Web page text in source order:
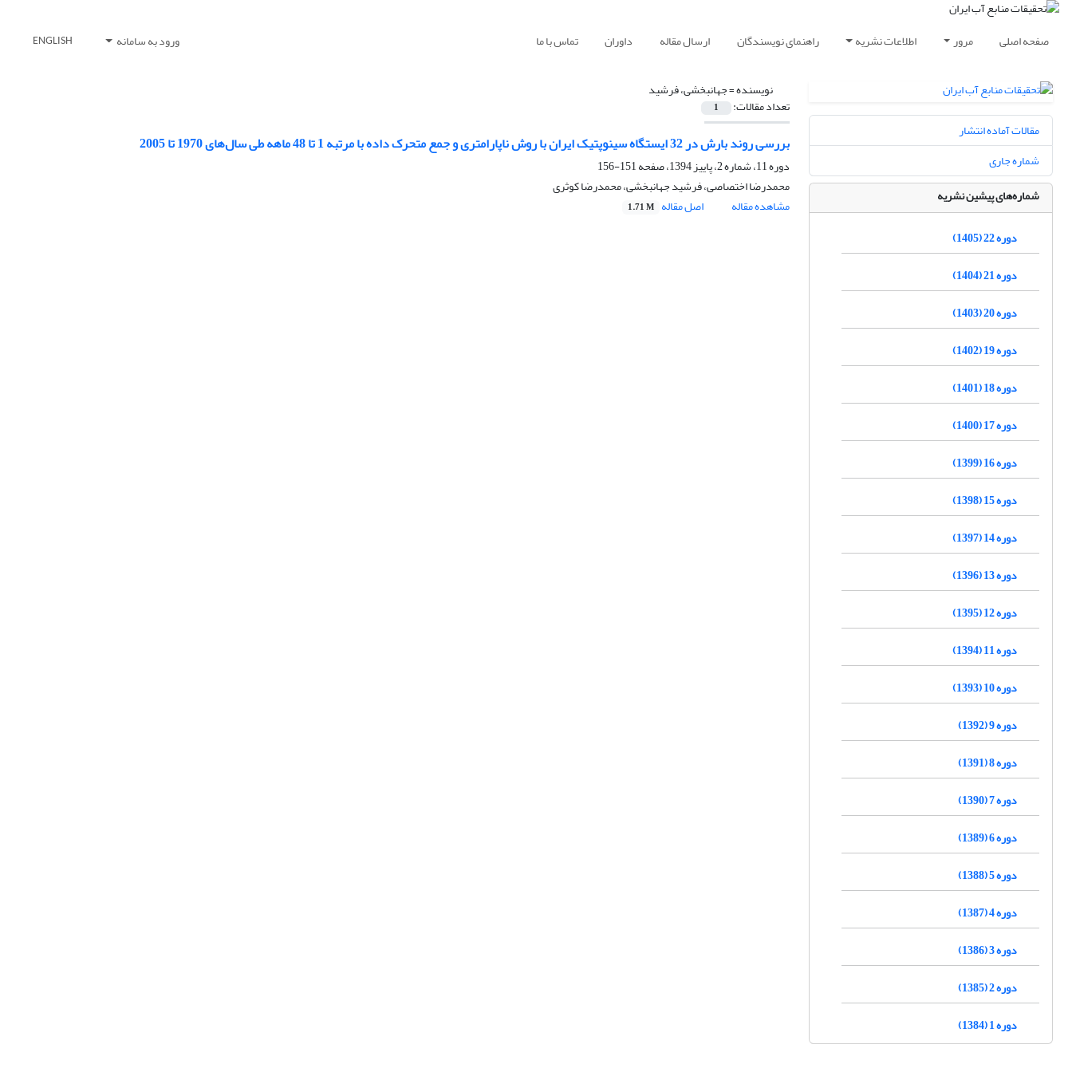
صفحه اصلی مرور اطلاعات نشریه راهنمای نویسندگان ارسال مقاله داوران تماس با ما ورود به سامانه ENGLISH
نویسنده =جهانبخشی، فرشید
تعداد مقالات: 1
بررسی روند بارش در 32 ایستگاه سینوپتیک ایران با روش ناپارامتری و جمع متحرک داده با مرتبه 1 تا 48 ماهه طی سال‌های 1970 تا 2005
دوره 11، شماره 2، پاییز 1394، صفحه
151-156
محمدرضا اختصاصی، فرشید جهانبخشی، محمدرضا کوثری
مشاهده مقاله
اصل مقاله 1.71 M
مقالات آماده انتشار
شماره جاری
شماره‌های پیشین نشریه
دوره 22 (1405)
دوره 21 (1404)
دوره 20 (1403)
دوره 19 (1402)
دوره 18 (1401)
دوره 17 (1400)
دوره 16 (1399)
دوره 15 (1398)
دوره 14 (1397)
دوره 13 (1396)
دوره 12 (1395)
دوره 11 (1394)
دوره 10 (1393)
دوره 9 (1392)
دوره 8 (1391)
دوره 7 (1390)
دوره 6 (1389)
دوره 5 (1388)
دوره 4 (1387)
دوره 3 (1386)
دوره 2 (1385)
دوره 1 (1384)